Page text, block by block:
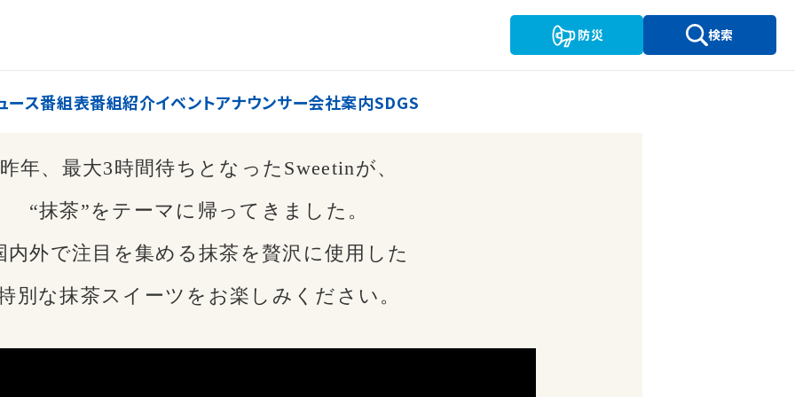
防災 検索
ース番組表番組紹介イベントアナウンサー会社案内SDGS
昨年、最大3時間待ちとなったSweetinが、
“抹茶”をテーマに帰ってきました。
内外で注目を集める抹茶を贅沢に使用した
別な抹茶スイーツをお楽しみください。